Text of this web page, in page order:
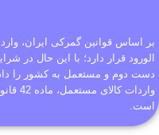
بر اساس قوانین گمرکی ایران،
الورود قرار دارد؛ با این حال در
دست دوم و مستعمل به کشور را
است.